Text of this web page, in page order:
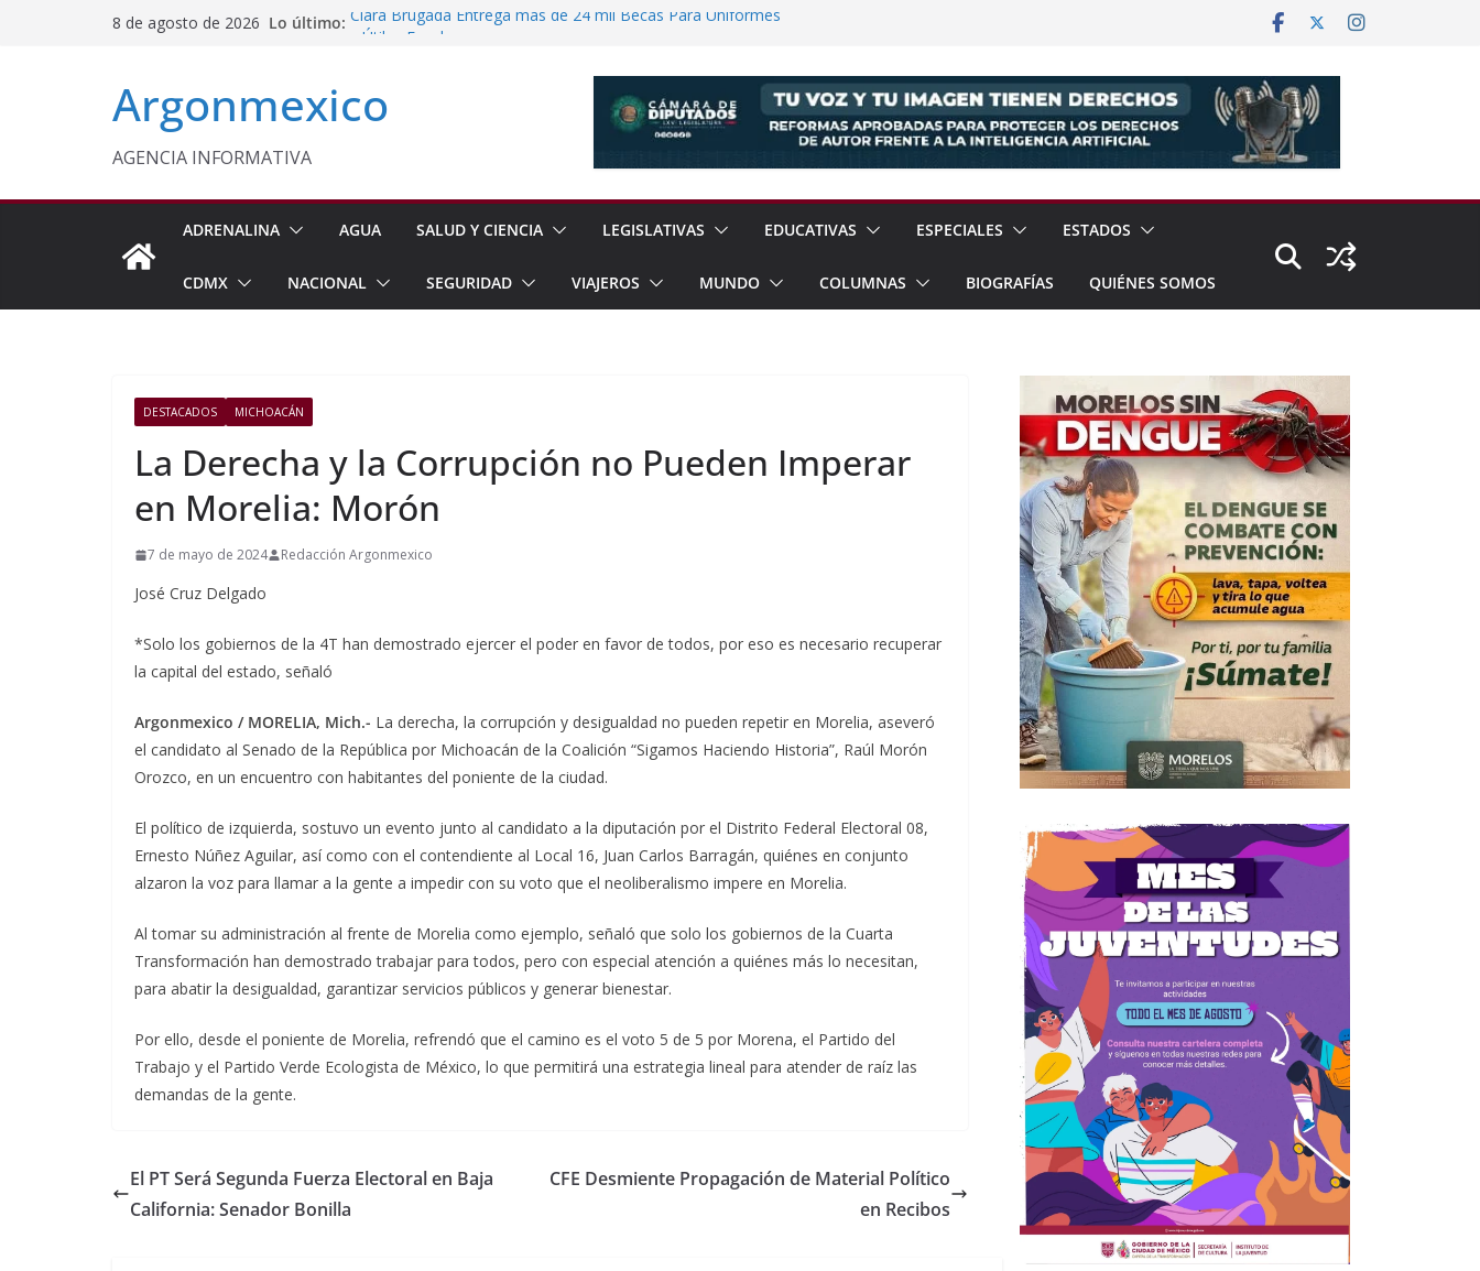
8 de agosto de 2026 Lo último: Clara Brugada Entrega más de 24 mil Becas Para Uniformes
Chimalhuacán
Sheinbaum Entrega Pensión Mujeres Bienestar a
y Perú
Argonmexico
AGENCIA INFORMATIVA
ADRENALINA AGUA SALUD Y CIENCIA LEGISLATIVAS EDUCATIVAS ESPECIALES ESTADOS
CDMX NACIONAL SEGURIDAD VIAJEROS MUNDO COLUMNAS BIOGRAFÍAS QUIÉNES SOMOS
DESTACADOS MICHOACÁN
La Derecha y la Corrupción no Pueden Imperar
en Morelia: Morón
7 de mayo de 2024 Redacción Argonmexico
José Cruz Delgado
*Solo los gobiernos de la 4T han demostrado ejercer el poder en favor de todos, por eso es necesario recuperar
la capital del estado, señaló
Argonmexico / MORELIA, Mich.- La derecha, la corrupción y desigualdad no pueden repetir en Morelia, aseveró
el candidato al Senado de la República por Michoacán de la Coalición “Sigamos Haciendo Historia”, Raúl Morón
Orozco, en un encuentro con habitantes del poniente de la ciudad.
El político de izquierda, sostuvo un evento junto al candidato a la diputación por el Distrito Federal Electoral 08,
Ernesto Núñez Aguilar, así como con el contendiente al Local 16, Juan Carlos Barragán, quiénes en conjunto
alzaron la voz para llamar a la gente a impedir con su voto que el neoliberalismo impere en Morelia.
Al tomar su administración al frente de Morelia como ejemplo, señaló que solo los gobiernos de la Cuarta
Transformación han demostrado trabajar para todos, pero con especial atención a quiénes más lo necesitan,
para abatir la desigualdad, garantizar servicios públicos y generar bienestar.
Por ello, desde el poniente de Morelia, refrendó que el camino es el voto 5 de 5 por Morena, el Partido del
Trabajo y el Partido Verde Ecologista de México, lo que permitirá una estrategia lineal para atender de raíz las
demandas de la gente.
El PT Será Segunda Fuerza Electoral en Baja
California: Senador Bonilla
CFE Desmiente Propagación de Material Político
en Recibos